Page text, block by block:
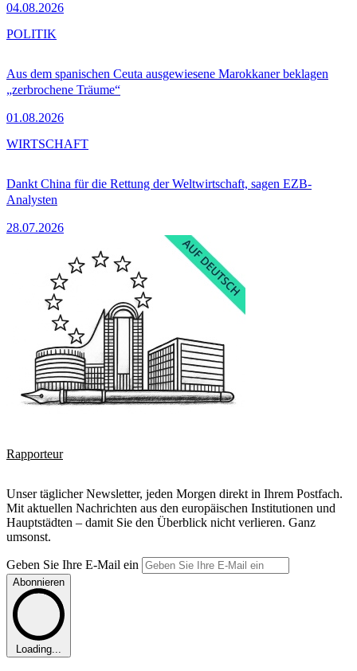
04.08.2026
Aus dem spanischen Ceuta ausgewiesene Marokkaner beklagen
„zerbrochene Träume“
01.08.2026
POLITIK
Dankt China für die Rettung der Weltwirtschaft, sagen EZB-
Analysten
28.07.2026
WIRTSCHAFT
Rapporteur
Unser täglicher Newsletter, jeden Morgen direkt in Ihrem Postfach.
Mit aktuellen Nachrichten aus den europäischen Institutionen und
Hauptstädten – damit Sie den Überblick nicht verlieren. Ganz
umsonst.
Geben Sie Ihre E-Mail ein
Abonnieren
Loading...